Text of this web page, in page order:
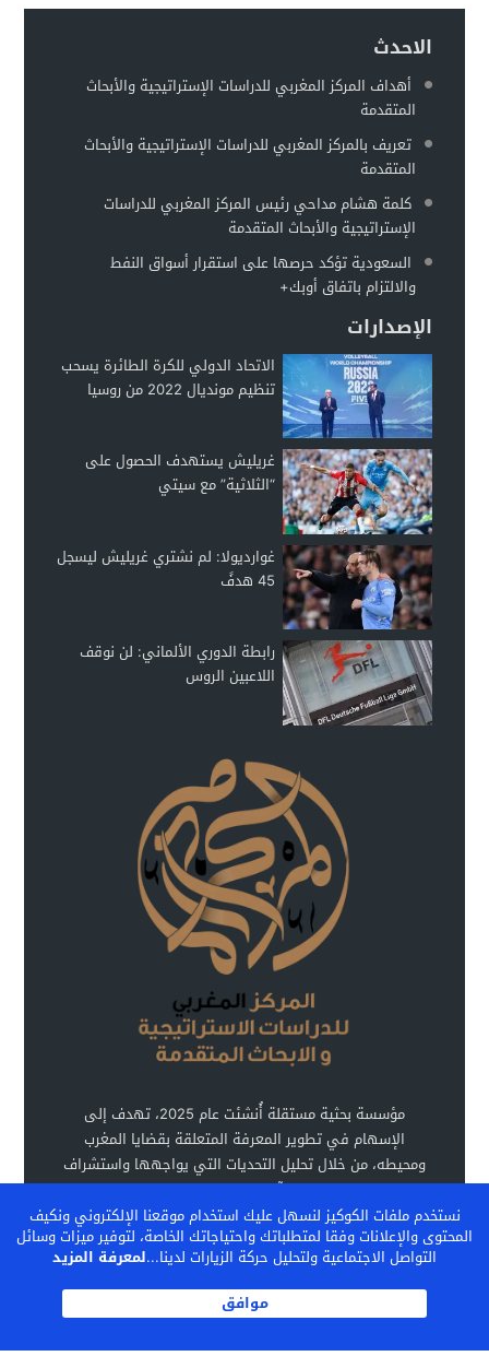
00:22 حماقات بوتين – عماد السنوني
00:18 توقعات بهروب 7 مليون أوكراني من الحرب تجاه الحدود الأوروبية
00:13 مطالبات للفيفا بفرض عقوبات على إسرائيل على غرار التعامل
وزير الخارجية الروسي: أوكرانيا تخطط لاستعادة سلاحها النووية
الاحدث
أهداف المركز المغربي للدراسات الإستراتيجية والأبحاث
المتقدمة
تعريف بالمركز المغربي للدراسات الإستراتيجية والأبحاث
المتقدمة
كلمة هشام مداحي رئيس المركز المغربي للدراسات
الإستراتيجية والأبحاث المتقدمة
السعودية تؤكد حرصها على استقرار أسواق النفط
والالتزام باتفاق أوبك+
الإصدارات
الاتحاد الدولي للكرة الطائرة يسحب
تنظيم مونديال 2022 من روسيا
غريليش يستهدف الحصول على
“الثلاثية” مع سيتي
غوارديولا: لم نشتري غريليش ليسجل
45 هدفً
رابطة الدوري الألماني: لن نوقف
اللاعبين الروس
مؤسسة بحثية مستقلة أُنشئت عام 2025، تهدف إلى
الإسهام في تطوير المعرفة المتعلقة بقضايا المغرب
ومحيطه، من خلال تحليل التحديات التي يواجهها واستشراف
آفاق تطوره.
اشـتـرك
نستخدم ملفات الكوكيز لنسهل عليك استخدام موقعنا الإلكتروني ونكيف
المحتوى والإعلانات وفقا لمتطلباتك واحتياجاتك الخاصة، لتوفير ميزات وسائل
التواصل الاجتماعية ولتحليل حركة الزيارات لدينا...لمعرفة المزيد
موافق